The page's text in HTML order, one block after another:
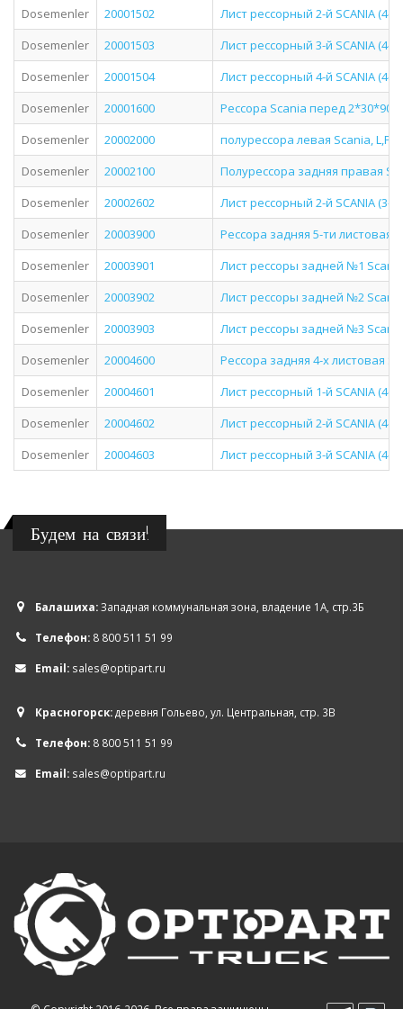
Dosemenler
20001502
Лист рессорный 2-й SCANIA (4-х
Dosemenler
20001503
Лист рессорный 3-й SCANIA (4-х
Dosemenler
20001504
Лист рессорный 4-й SCANIA (4-
Dosemenler
20001600
Рессора Scania перед
Dosemenler
20002000
полурессора левая Scania,
Dosemenler
20002100
Полурессора задняя правая
Dosemenler
20002602
Лист рессорный 2-й SCANIA (3-х
Dosemenler
20003900
Рессора задняя 5-ти листовая
Dosemenler
20003901
Лист рессоры задней №1
Dosemenler
20003902
Лист рессоры задней №2
Dosemenler
20003903
Лист рессоры задней №3
Dosemenler
20004600
Рессора задняя 4-х листовая
Dosemenler
20004601
Лист рессорный 1-й SCANIA (4-х
Dosemenler
20004602
Лист рессорный 2-й SCANIA (4-х
Dosemenler
20004603 Лист рессорный 3-й SCANIA (4-х
Будем на связи!
Балашиха:Западная коммунальная зона, владение 1А, стр.3Б
Телефон: 8 800 511 51 99
Email: sales@optipart.ru
Красногорск:деревня Гольево, ул. Центральная, стр. 3В
Телефон: 8 800 511 51 99
Email: sales@optipart.ru